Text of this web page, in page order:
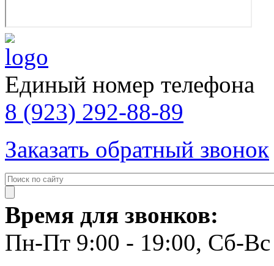
Единый номер телефона
8 (923) 292-88-89
Заказать обратный звонок
Время для звонков:
Пн-Пт 9:00 - 19:00, Сб-Вс